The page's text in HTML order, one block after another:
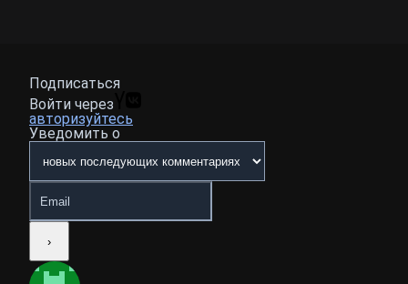
Подписаться
Войти через
авторизуйтесь
Уведомить о